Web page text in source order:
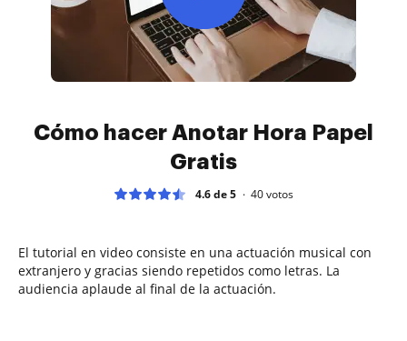
Cómo hacer Anotar Hora Papel
Gratis
4.6 de 5 40votos
El tutorial en video consiste en una actuación musical con
extranjero y gracias siendo repetidos como letras. La
audiencia aplaude al final de la actuación.